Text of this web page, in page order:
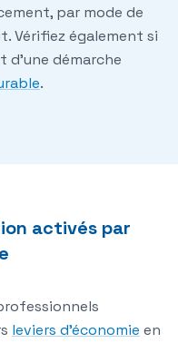
par mode de
Vérifiez également si
d'une démarche
.
activés par
leviers d'économie en